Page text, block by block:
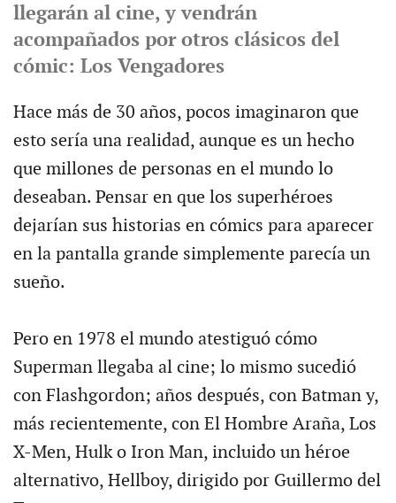
llegarán al cine, y vendrán
acompañados por otros clásicos del
cómic: Los Vengadores
Hace más de 30 años, pocos imaginaron que
esto sería una realidad, aunque es un hecho
que millones de personas en el mundo lo
deseaban. Pensar en que los superhéroes
dejarían sus historias en cómics para aparecer
en la pantalla grande simplemente parecía un
sueño.
Pero en 1978 el mundo atestiguó cómo
Superman llegaba al cine; lo mismo sucedió
con Flashgordon; años después, con Batman y,
más recientemente, con El Hombre Araña, Los
X-Men, Hulk o Iron Man, incluido un héroe
alternativo, Hellboy, dirigido por Guillermo del